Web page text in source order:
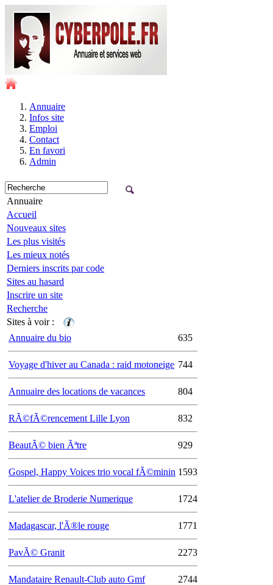
Annuaire
Infos site
Emploi
Contact
En favori
Admin
Annuaire
Accueil
Nouveaux sites
Les plus visités
Les mieux notés
Derniers inscrits par code
Sites au hasard
Inscrire un site
Recherche
Sites à voir :
Annuaire du bio
635
Voyage d'hiver au Canada : raid motoneige 744
Annuaire des locations de vacances 804
RÃ©fÃ©rencement Lille Lyon 832
BeautÃ© bien Ãªtre 929
Gospel, Happy Voices trio vocal fÃ©minin 1593
L'atelier de Broderie Numerique 1724
Madagascar, l'Ã®le rouge 1771
PavÃ© Granit 2273
Mandataire Renault-Club auto Gmf 2744